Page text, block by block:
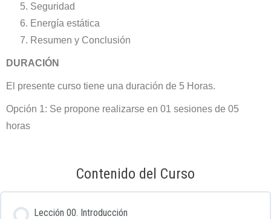
Seguridad
Energía estática
Resumen y Conclusión
DURACIÓN
El presente curso tiene una duración de 5 Horas.
Opción 1: Se propone realizarse en 01 sesiones de 05
horas
Contenido del Curso
Lección 00. Introducción